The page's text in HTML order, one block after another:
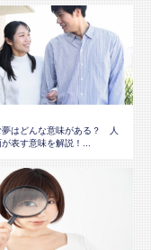
夢はどんな意味がある？ 人
表す意味を解説！...